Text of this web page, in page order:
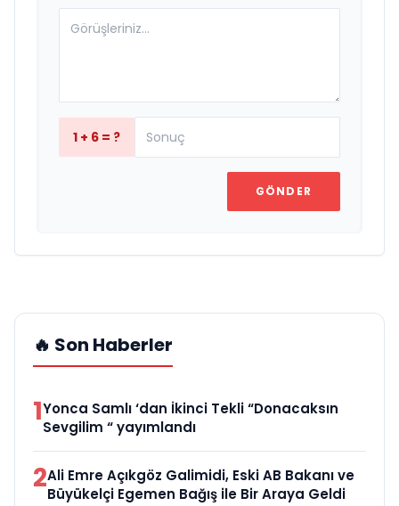
1 + 6 = ?
GÖNDER
🔥 Son Haberler
1Yonca Samlı ‘dan İkinci Tekli “Donacaksın
Sevgilim “ yayımlandı
2Ali Emre Açıkgöz Galimidi, Eski AB Bakanı ve
Büyükelçi Egemen Bağış ile Bir Araya Geldi